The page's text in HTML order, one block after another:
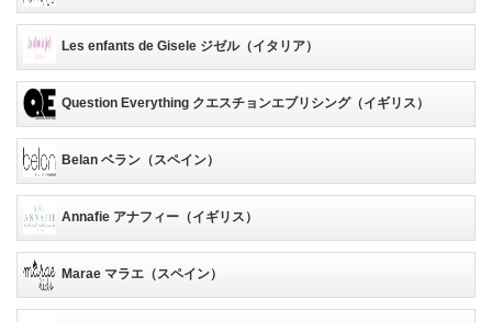
Les enfants de Gisele ジゼル（イタリア）
Question Everything クエスチョンエブリシング（イギリス）
Belan ベラン（スペイン）
Annafie アナフィー（イギリス）
Marae マラエ（スペイン）